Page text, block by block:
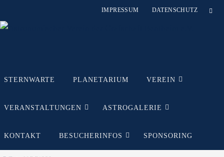
Inhalt
IMPRESSUM DATENSCHUTZ
Inhalt
STERNWARTE PLANETARIUM VEREIN
VERANSTALTUNGEN ASTROGALERIE
KONTAKT BESUCHERINFOS SPONSORING